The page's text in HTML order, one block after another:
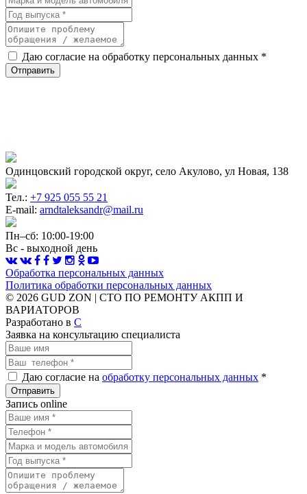
Даю согласие на обработку персональных данных *
Одинцовский городской округ, село Акулово, ул Новая, 138
Тел.: +7 925 055 55 21
E-mail: arndtaleksandr@mail.ru
Пн–сб: 10:00-19:00
Вс - выходной день
Обработка персональных данных
Политика обработки персональных данных
© 2026 GUD ZON | СТО ПО РЕМОНТУ АКПП И
ВАРИАТОРОВ
Разработано в C
Заявка на консультацию специалиста
Даю согласие на обработку персональных данных *
Запись online